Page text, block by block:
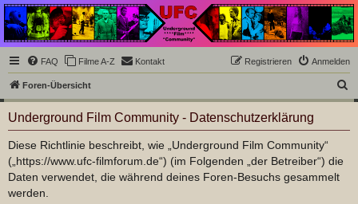
Underground Film
Community
Die Underground Film Community ist ein deutschsprachiges Filmforum und ein Paradies
für Cineasten und Filmsüchtige jenseits des Mainstreams.
FAQ Filme A-Z Kontakt Anmelden
Registrieren
Foren-Übersicht
u
Underground Film Community - Datenschutzerklärung
Diese Richtlinie beschreibt, wie „Underground Film Community“
(„https://www.ufc-filmforum.de“) (im Folgenden „der Betreiber“) die
Daten verwendet, die während deines Foren-Besuchs gesammelt
werden.